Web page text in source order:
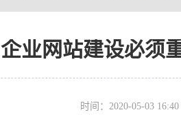
企业网站建设必须
时间：2020-05-03